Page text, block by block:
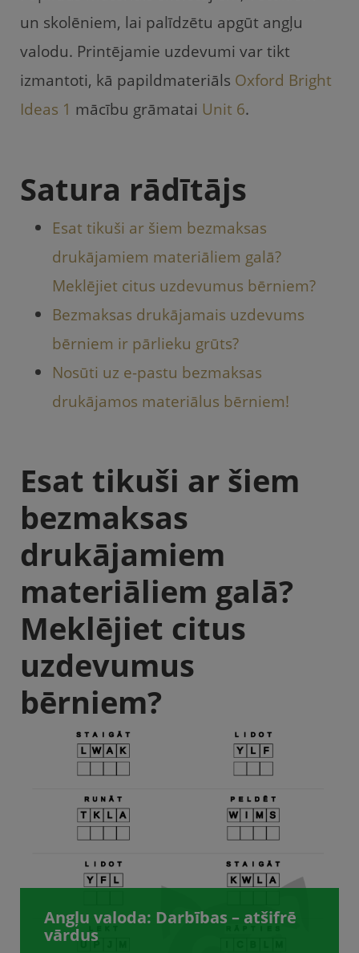
un skolēniem, lai palīdzētu apgūt angļu
valodu. Printējamie uzdevumi var tikt
izmantoti, kā papildmateriāls Oxford Bright
Ideas 1 mācību grāmatai Unit 6.
Satura rādītājs
Esat tikuši ar šiem bezmaksas
drukājamiem materiāliem galā?
Meklējiet citus uzdevumus bērniem?
Bezmaksas drukājamais uzdevums
bērniem ir pārlieku grūts?
Nosūti uz e-pastu bezmaksas
drukājamos materiālus bērniem!
Esat tikuši ar šiem
bezmaksas
drukājamiem
materiāliem galā?
Meklējiet citus
uzdevumus
bērniem?
Angļu valoda: Darbības – atšifrē
vārdus